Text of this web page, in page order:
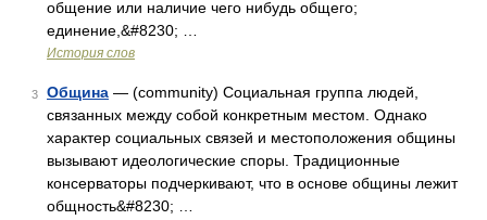
общение или наличие чего нибудь общего;
единение,&#8230; …
История слов
3 Община — (community) Социальная группа людей,
связанных между собой конкретным местом. Однако
характер социальных связей и местоположения общины
вызывают идеологические споры. Традиционные
консерваторы подчеркивают, что в основе общины лежит
общность&#8230; …